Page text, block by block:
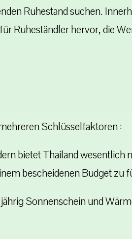
Ruhestand suchen.
Ruheständler hervor, die
Schlüsselfaktoren :
bietet Thailand wesentlich
bescheidenen Budget zu
Sonnenschein und